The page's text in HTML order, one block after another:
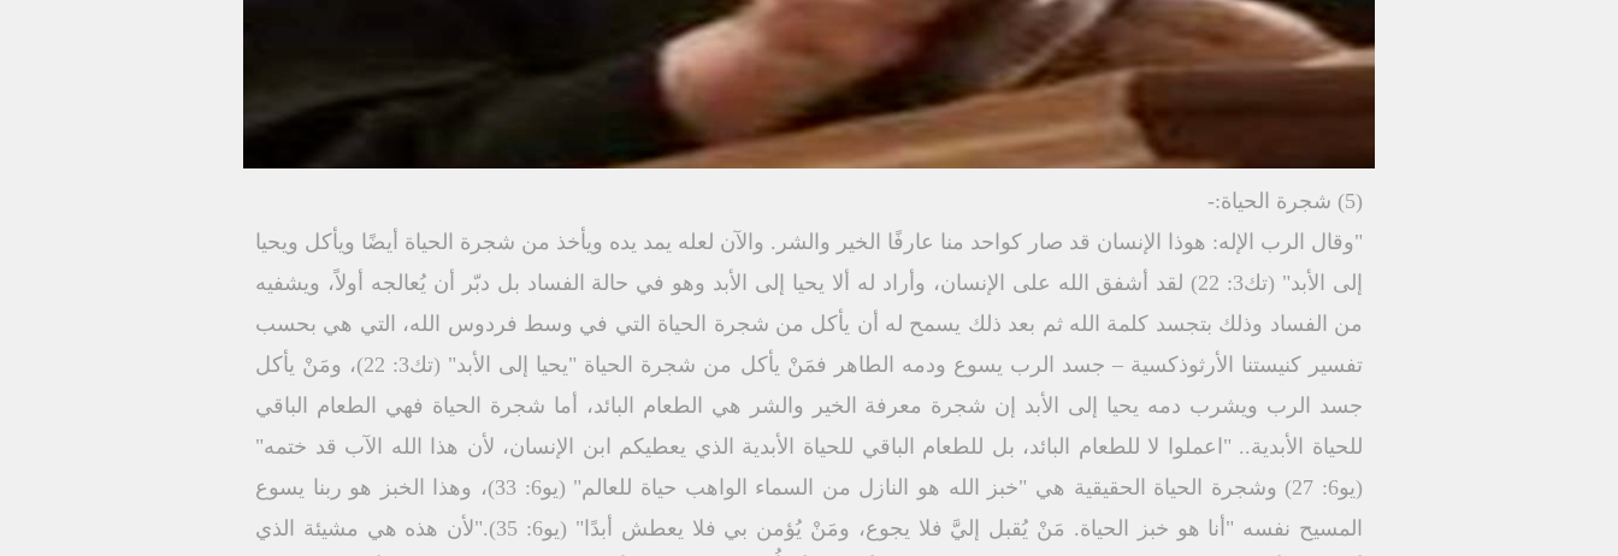
(5) شجرة الحياة:-
"وقال الرب الإله: هوذا الإنسان قد صار كواحد منا عارفًا الخير والشر. والآن لعله يمد يده ويأخذ من شجرة الحياة أيضًا ويأكل ويحيا
إلى الأبد" (تك3: 22) لقد أشفق الله على الإنسان، وأراد له ألا يحيا إلى الأبد وهو في حالة الفساد بل دبّر أن يُعالجه أولاً، ويشفيه
من الفساد وذلك بتجسد كلمة الله ثم بعد ذلك يسمح له أن يأكل من شجرة الحياة التي في وسط فردوس الله، التي هي بحسب
تفسير كنيستنا الأرثوذكسية – جسد الرب يسوع ودمه الطاهر فمَنْ يأكل من شجرة الحياة "يحيا إلى الأبد" (تك3: 22)، ومَنْ يأكل
جسد الرب ويشرب دمه يحيا إلى الأبد إن شجرة معرفة الخير والشر هي الطعام البائد، أما شجرة الحياة فهي الطعام الباقي
للحياة الأبدية.. "اعملوا لا للطعام البائد، بل للطعام الباقي للحياة الأبدية الذي يعطيكم ابن الإنسان، لأن هذا الله الآب قد ختمه"
(يو6: 27) وشجرة الحياة الحقيقية هي "خبز الله هو النازل من السماء الواهب حياة للعالم" (يو6: 33)، وهذا الخبز هو ربنا يسوع
المسيح نفسه "أنا هو خبز الحياة. مَنْ يُقبل إليَّ فلا يجوع، ومَنْ يُؤمن بي فلا يعطش أبدًا" (يو6: 35)."لأن هذه هي مشيئة الذي